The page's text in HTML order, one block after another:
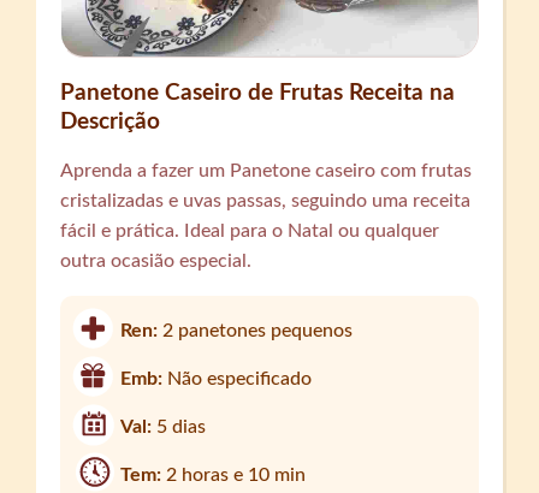
Panetone Caseiro de Frutas Receita na
Descrição
Aprenda a fazer um Panetone caseiro com frutas
cristalizadas e uvas passas, seguindo uma receita
fácil e prática. Ideal para o Natal ou qualquer
outra ocasião especial.
Ren:2 panetones pequenos
Emb: Não especificado
Val: 5 dias
Tem:2 horas e 10 min